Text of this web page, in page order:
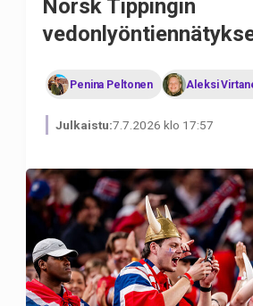
Norsk Tippingin
Penina Peltonen Aleksi
Julkaistu:7.7.2026 klo 17:57